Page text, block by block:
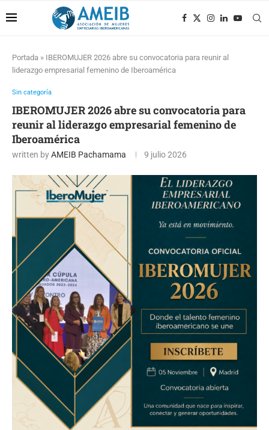
Portada » IBEROMUJER 2026 abre su convocatoria para reunir al
liderazgo empresarial femenino de Iberoamérica
Sin categoría
IBEROMUJER 2026 abre su convocatoria para
reunir al liderazgo empresarial femenino de
Iberoamérica
written byAMEIB Pachamama 9 julio 2026